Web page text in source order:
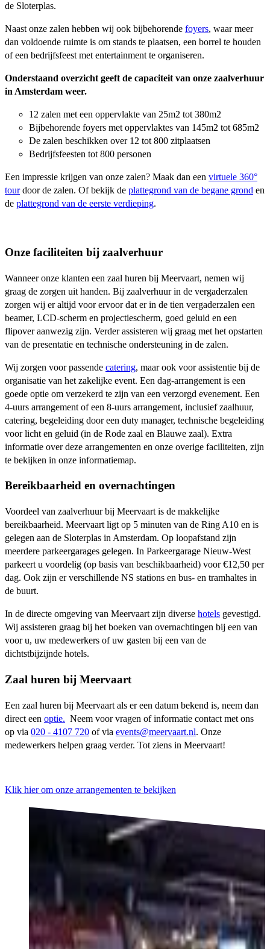
de Sloterplas.
Naast onze zalen hebben wij ook bijbehorende foyers, waar meer
dan voldoende ruimte is om stands te plaatsen, een borrel te houden
of een bedrijfsfeest met entertainment te organiseren.
Onderstaand overzicht geeft de capaciteit van onze zaalverhuur
in Amsterdam weer.
12 zalen met een oppervlakte van 25m2 tot 380m2
Bijbehorende foyers met oppervlaktes van 145m2 tot 685m2
De zalen beschikken over 12 tot 800 zitplaatsen
Bedrijfsfeesten tot 800 personen
Een impressie krijgen van onze zalen? Maak dan een virtuele 360°
tourdoor de zalen. Of bekijk de plattegrond van de begane grond en
de plattegrond van de eerste verdieping.
Onze faciliteiten bij zaalverhuur
Wanneer onze klanten een zaal huren bij Meervaart, nemen wij
graag de zorgen uit handen. Bij zaalverhuur in de vergaderzalen
zorgen wij er altijd voor ervoor dat er in de tien vergaderzalen een
beamer, LCD-scherm en projectiescherm, goed geluid en een
flipover aanwezig zijn. Verder assisteren wij graag met het opstarten
van de presentatie en technische ondersteuning in de zalen.
Wij zorgen voor passende catering, maar ook voor assistentie bij de
organisatie van het zakelijke event. Een dag-arrangement is een
goede optie om verzekerd te zijn van een verzorgd evenement. Een
4-uurs arrangement of een 8-uurs arrangement, inclusief zaalhuur,
catering, begeleiding door een duty manager, technische begeleiding
voor licht en geluid (in de Rode zaal en Blauwe zaal). Extra
informatie over deze arrangementen en onze overige faciliteiten, zijn
te bekijken in onze informatiemap.
Bereikbaarheid en overnachtingen
Voordeel van zaalverhuur bij Meervaart is de makkelijke
bereikbaarheid. Meervaart ligt op 5 minuten van de Ring A10 en is
gelegen aan de Sloterplas in Amsterdam. Op loopafstand zijn
meerdere parkeergarages gelegen. In Parkeergarage Nieuw-West
parkeert u voordelig (op basis van beschikbaarheid) voor €12,50 per
dag. Ook zijn er verschillende NS stations en bus- en tramhaltes in
de buurt.
In de directe omgeving van Meervaart zijn diverse hotels gevestigd.
Wij assisteren graag bij het boeken van overnachtingen bij een van
voor u, uw medewerkers of uw gasten bij een van de
dichtstbijzijnde hotels.
Zaal huren bij Meervaart
Een zaal huren bij Meervaart als er een datum bekend is, neem dan
direct een optie. Neem voor vragen of informatie contact met ons
op via 020 - 4107 720 of via events@meervaart.nl. Onze
medewerkers helpen graag verder. Tot ziens in Meervaart!
Klik hier om onze arrangementen te bekijken